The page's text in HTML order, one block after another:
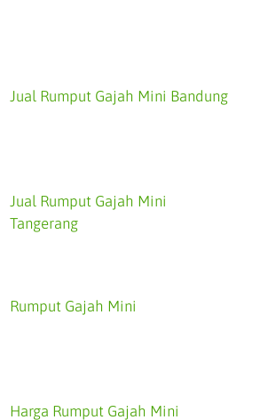
Jual Rumput Gajah Mini Bandung
Jual Rumput Gajah Mini
Tangerang
Rumput Gajah Mini
Harga Rumput Gajah Mini